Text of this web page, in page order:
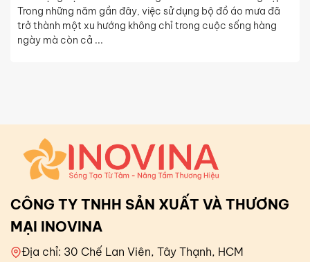
Trong những năm gần đây, việc sử dụng bộ đồ áo mưa đã
trở thành một xu hướng không chỉ trong cuộc sống hàng
ngày mà còn cả ...
CÔNG TY TNHH SẢN XUẤT VÀ THƯƠNG
MẠI INOVINA
Địa chỉ: 30 Chế Lan Viên, Tây Thạnh, HCM